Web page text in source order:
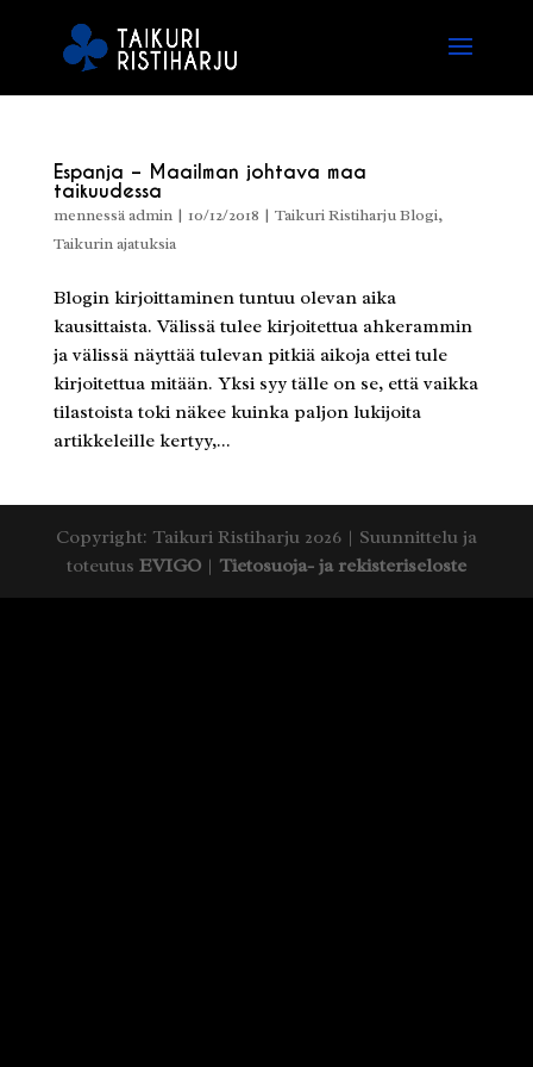
Espanja – Maailman johtava maa
taikuudessa
mennessäadmin| 10/12/2018 | Taikuri Ristiharju Blogi,
Taikurin ajatuksia
Blogin kirjoittaminen tuntuu olevan aika
kausittaista. Välissä tulee kirjoitettua ahkerammin
ja välissä näyttää tulevan pitkiä aikoja ettei tule
kirjoitettua mitään. Yksi syy tälle on se, että vaikka
tilastoista toki näkee kuinka paljon lukijoita
artikkeleille kertyy,...
Copyright: Taikuri Ristiharju 2026 | Suunnittelu ja
toteutus EVIGO| Tietosuoja- ja rekisteriseloste